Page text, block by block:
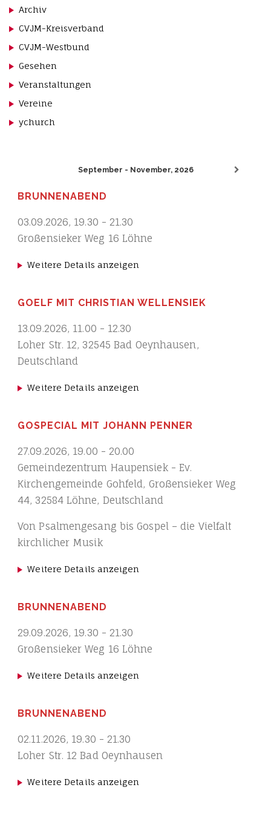
Archiv
CVJM-Kreisverband
CVJM-Westbund
Gesehen
Veranstaltungen
Vereine
ychurch
September - November, 2026
BRUNNENABEND
03.09.2026, 19.30 - 21.30
Großensieker Weg 16 Löhne
Weitere Details anzeigen
GOELF MIT CHRISTIAN WELLENSIEK
13.09.2026, 11.00 - 12.30
Loher Str. 12, 32545 Bad Oeynhausen,
Deutschland
Weitere Details anzeigen
GOSPECIAL MIT JOHANN PENNER
27.09.2026, 19.00 - 20.00
Gemeindezentrum Haupensiek - Ev.
Kirchengemeinde Gohfeld, Großensieker Weg
44, 32584 Löhne, Deutschland
Von Psalmengesang bis Gospel – die Vielfalt
kirchlicher Musik
Weitere Details anzeigen
BRUNNENABEND
29.09.2026, 19.30 - 21.30
Großensieker Weg 16 Löhne
Weitere Details anzeigen
BRUNNENABEND
02.11.2026, 19.30 - 21.30
Loher Str. 12 Bad Oeynhausen
Weitere Details anzeigen